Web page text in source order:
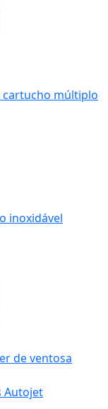
cartucho múltiplo
inoxidável
de ventosa
Autojet